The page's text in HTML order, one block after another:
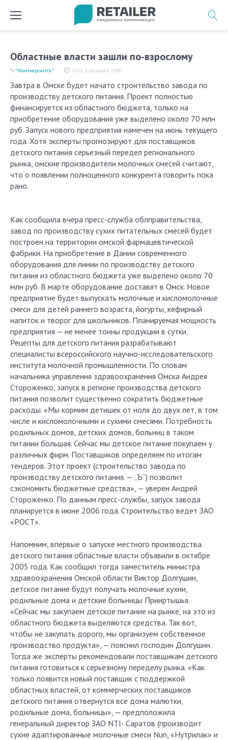
Областные власти зашли по-взрослому
10:02, 6 февраля 2006
"Коммерсантъ"
Завтра в Омске будет начато строительство завода по
производству детского питания. Проект полностью
финансируется из областного бюджета, только на
приобретение оборудования уже выделено около 70 млн
руб. Запуск нового предприятия намечен на июнь текущего
года. Хотя эксперты прогнозируют для поставщиков
детского питания серьезный передел регионального
рынка, омские производители молочных смесей считают,
что о появлении полноценного конкурента говорить пока
рано.
Как сообщила вчера пресс-служба облправительства,
завод по производству сухих питательных смесей будет
построен на территории омской фармацевтической
фабрики. На приобретение в Дании современного
оборудования для линии по производству детского
питания из областного бюджета уже выделено около 70
млн руб. В марте оборудование доставят в Омск. Новое
предприятие будет выпускать молочные и кисломолочные
смеси для детей раннего возраста, йогурты, кефирный
напиток и творог для школьников. Планируемая мощность
предприятия — не менее тонны продукции в сутки.
Рецепты для детского питания разрабатывают
специалисты всероссийского научно-исследовательского
института молочной промышленности. По словам
начальника управления здравоохранения Омска Андрея
Стороженко, запуск в регионе производства детского
питания позволит существенно сократить бюджетные
расходы. «Мы кормим детишек от ноля до двух лет, в том
числе и кисломолочными и сухими смесями. Потребность
родильных домов, детских домов, больниц в таком
питании большая. Сейчас мы детское питание покупаем у
различных фирм. Поставщиков определяем по итогам
тендеров. Этот проект (строительство завода по
производству детского питания. — „Ъ“) позволит
сэкономить бюджетные средства», — уверен Андрей
Стороженко. По данным пресс-службы, запуск завода
планируется в июне 2006 года. Строительство ведет ЗАО
«РОСТ».
Напомним, впервые о запуске местного производства
детского питания областные власти объявили в октябре
2005 года. Как сообщил тогда заместитель министра
здравоохранения Омской области Виктор Долгушин,
детское питание будут получать молочные кухни,
родильные дома и детские больницы Прииртышья.
«Сейчас мы закупаем детское питание на рынке, на это из
областного бюджета выделяются средства. Так вот,
чтобы не закупать дорого, мы организуем собственное
производство продукта», — пояснил господин Долгушин.
Тогда же эксперты рекомендовали поставщикам детского
питания готовиться к серьезному переделу рынка. «Как
только появится новый поставщик с поддержкой
областных властей, от коммерческих поставщиков
детского питания отвернутся все дома малютки,
родильные дома, больницы», — предположила
генеральный директор ЗАО NTI- Саратов (производит
сухие адаптированные молочные смеси Nun, «Нутрилак» и